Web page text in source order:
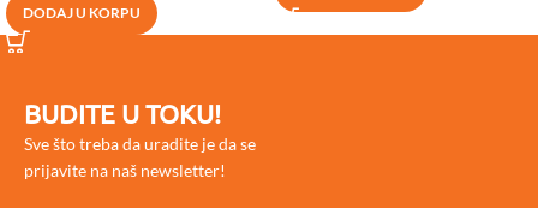
DODAJ U KORPU
BUDITE U TOKU!
Sve što treba da uradite je da se
prijavite na naš newsletter!